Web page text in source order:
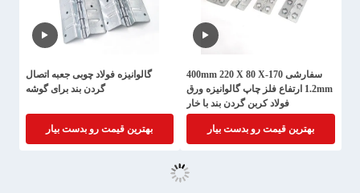
سفارشی 170-400mm 220 X 80 X
1.2mm ارتفاع فلز چاپ گالوانیزه ورق
فولاد کربن گردن بند با خار
بهترین قیمت رو بدست بیار
گالوانیزه فولاد چوبی جعبه اتصال
گردن بند برای گوشه
بهترین قیمت رو بدست بیار